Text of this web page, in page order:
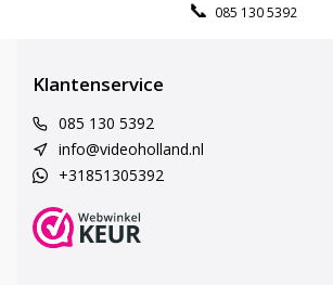
085 130 5392
Klantenservice
085 130 5392
info@videoholland.nl
+31851305392